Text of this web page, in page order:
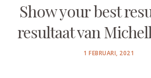
Show your best
resultaat van
POSTED
1 FEBRUARI, 2021